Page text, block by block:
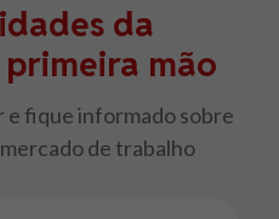
da
mão
e fique informado sobre
de trabalho